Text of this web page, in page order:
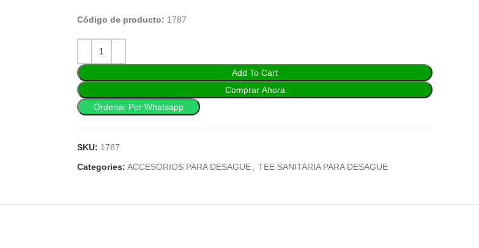
Código de producto: 1787
Add To Cart
Comprar Ahora
Ordenar Por Whatsapp
SKU: 1787
Categories: ACCESORIOS PARA DESAGUE TEE SANITARIA PARA DESAGUE